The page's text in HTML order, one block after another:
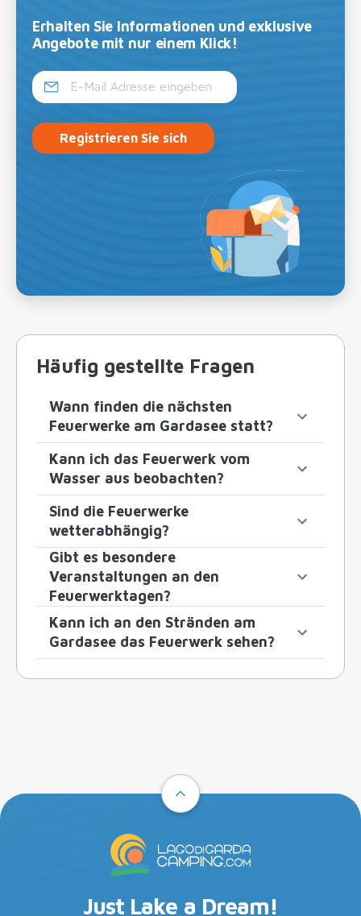
Erhalten Sie Informationen und exklusive
Angebote mit nur einem Klick!
Registrieren Sie sich
Häufig gestellte Fragen
Wann finden die nächsten
Feuerwerke am Gardasee statt?
Kann ich das Feuerwerk vom
Wasser aus beobachten?
Sind die Feuerwerke
wetterabhängig?
Gibt es besondere
Veranstaltungen an den
Feuerwerktagen?
Kann ich an den Stränden am
Gardasee das Feuerwerk sehen?
Just Lake a Dream!